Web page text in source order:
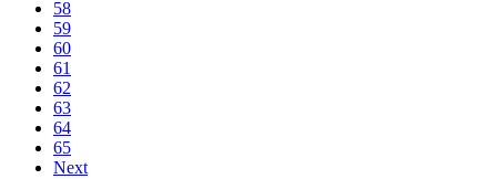
58
59
60
61
62
63
64
65
Next